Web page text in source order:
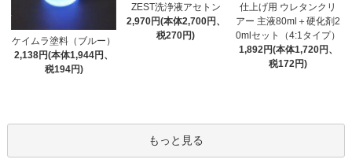
ケイムラ塗料（ブルー）
2,138円(本体1,944円、
税194円)
ZEST洗浄液アセトン
2,970円(本体2,700円、
税270円)
仕上げ用 ウレタンクリ
アー 主液80ml＋硬化剤2
0mlセット（4:1タイプ）
1,892円(本体1,720円、
税172円)
もっと見る